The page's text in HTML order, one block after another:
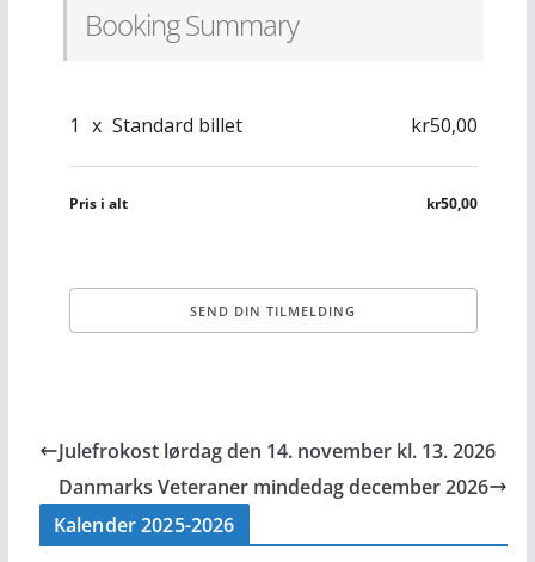
Booking Summary
1 x Standard billet kr50,00
Pris i alt kr50,00
Julefrokost lørdag den 14. november kl. 13. 2026
Danmarks Veteraner mindedag december 2026
Kalender 2025-2026